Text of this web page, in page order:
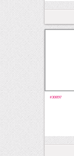
#30897